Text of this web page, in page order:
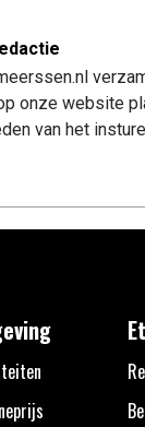
onze website
van het